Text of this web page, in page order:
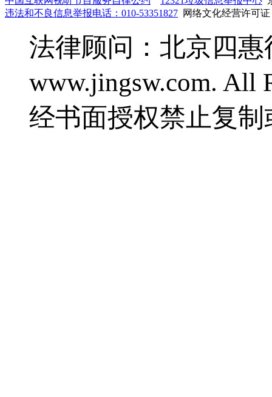
违法和不良信息举报电话：010-53351827 网络文化经营许可
法律顾问：北京四
www.jingsw.com. All
经书面授权禁止复